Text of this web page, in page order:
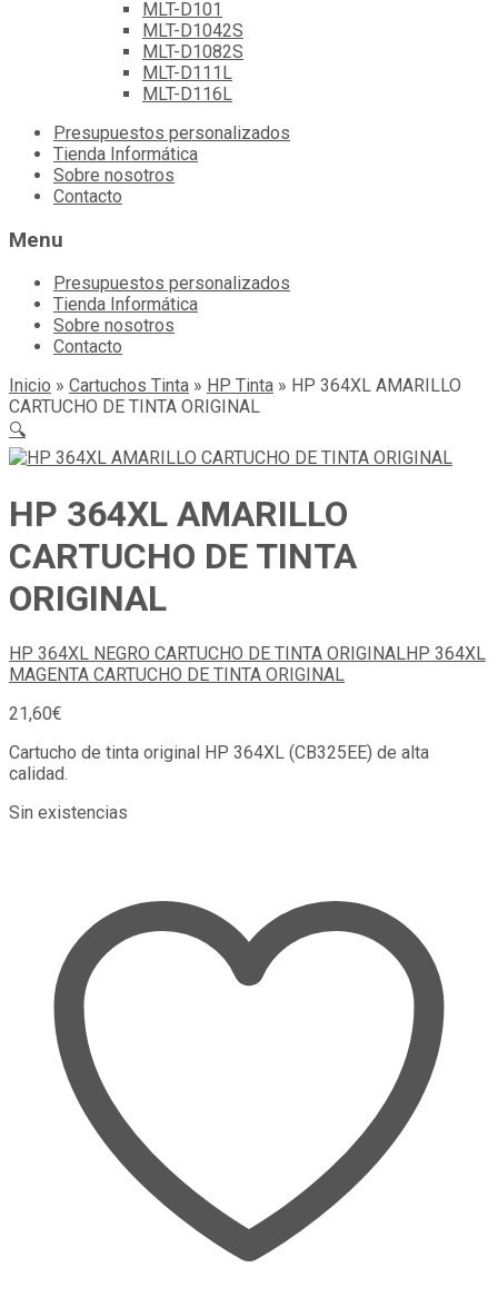
MLT-D101
MLT-D1042S
MLT-D1082S
MLT-D111L
MLT-D116L
Skip
content
Presupuestos personalizados
Tienda Informática
Sobre nosotros
Contacto
Menu
Presupuestos personalizados
Tienda Informática
Sobre nosotros
Contacto
Inicio » Cartuchos Tinta » HP Tinta » HP 364XL AMARILLO
CARTUCHO DE TINTA ORIGINAL
🔍
HP 364XL AMARILLO
CARTUCHO DE TINTA
ORIGINAL
HP 364XL NEGRO CARTUCHO DE TINTA ORIGINALHP 364XL
MAGENTA CARTUCHO DE TINTA ORIGINAL
21,60€
Cartucho de tinta original HP 364XL (CB325EE) de alta
calidad.
Sin existencias